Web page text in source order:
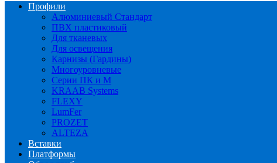
Профили
Алюминиевый Стандарт
ПВХ пластиковый
Для тканевых
Для освещения
Карнизы (Гардины)
Многоуровневые
Серии ПК и М
KRAAB Systems
FLEXY
LumFer
PROZET
ALTEZA
Вставки
Платформы